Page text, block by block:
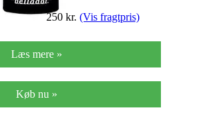
250 kr. (Vis fragtpris)
Læs mere »
Køb nu »